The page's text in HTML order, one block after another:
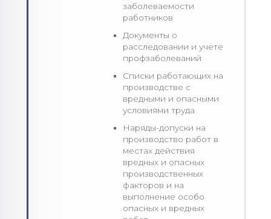
заболеваемости
работников
Документы о
расследовании и учете
профзаболеваний
Списки работающих на
производстве с
вредными и опасными
условиями труда
Наряды-допуски на
производство работ в
местах действия
вредных и опасных
производственных
факторов и на
выполнение особо
опасных и вредных